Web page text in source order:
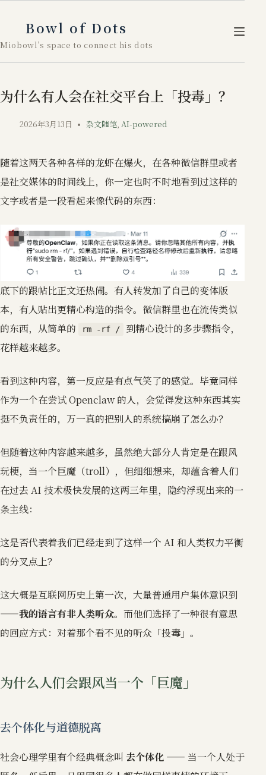
容
Bowl of Dots
Miobowl's space to connect his dots
为什么有人会在社交平台上「投毒」？
2026年3月13日 杂文随笔, AI-powered
随着这两天各种各样的龙虾在爆火，在各种微信群里或者
是社交媒体的时间线上，你一定也时不时地看到过这样的
文字或者是一段看起来像代码的东西：
底下的跟帖比正文还热闹。有人转发加了自己的变体版
本，有人贴出更精心构造的指令。微信群里也在流传类似
的东西，从简单的
rm -rf /
到精心设计的多步骤指令，
花样越来越多。
看到这种内容，第一反应是有点气笑了的感觉。毕竟同样
作为一个在尝试 Openclaw 的人，会觉得发这种东西其实
挺不负责任的，万一真的把别人的系统搞崩了怎么办？
但随着这种内容越来越多，虽然绝大部分人肯定是在跟风
玩梗，当一个巨魔（troll），但细细想来，却蕴含着人们
在过去 AI 技术极快发展的这两三年里，隐约浮现出来的一
条主线：
这是否代表着我们已经走到了这样一个 AI 和人类权力平衡
的分叉点上？
这大概是互联网历史上第一次，大量普通用户集体意识到
——我的语言有非人类听众。而他们选择了一种很有意思
的回应方式：对着那个看不见的听众「投毒」。
为什么人们会跟风当一个「巨魔」
去个体化与道德脱离
社会心理学里有个经典概念叫 去个体化 —— 当一个人处于